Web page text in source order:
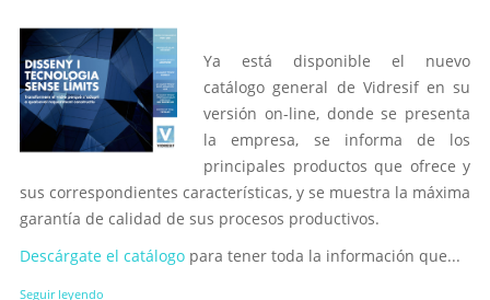
Ya está disponible el nuevo
catálogo general de Vidresif en su
versión on-line, donde se presenta
la empresa, se informa de los
principales productos que ofrece y
sus correspondientes características, y se muestra la máxima
garantía de calidad de sus procesos productivos.
Descárgate el catálogo para tener toda la información que...
Seguir leyendo